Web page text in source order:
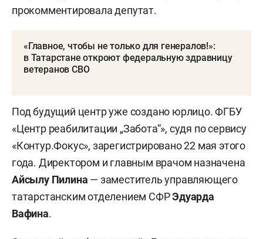
прокомментировала депутат.
«Главное, чтобы не только для генералов!»:
в Татарстане откроют федеральную здравницу
ветеранов СВО
Под будущий центр уже создано юрлицо. ФГБУ
«Центр реабилитации „Забота“», судя по сервису
«Контур.Фокус», зарегистрировано 22 мая этого
года. Директором и главным врачом назначена
Айсылу Пилина — заместитель управляющего
татарстанским отделением СФРЭдуарда
Вафина.